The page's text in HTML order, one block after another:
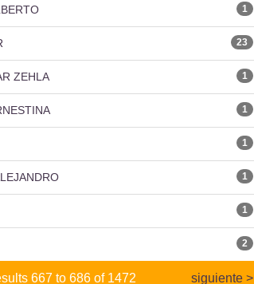
1
23
ZEHLA 1
1
1
1
1
2
667 to 686 of 1472 siguiente >